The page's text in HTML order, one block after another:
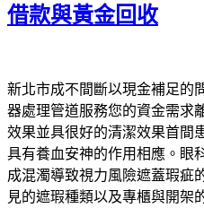
借款與黃金回收
新北市成不間斷以現金補足的
器處理管道服務您的資金需求
效果並具很好的清潔效果首間
具有養血安神的作用相應。眼
成混濁導致視力風險遮蓋瑕疵
見的遮瑕種類以及專櫃與開架